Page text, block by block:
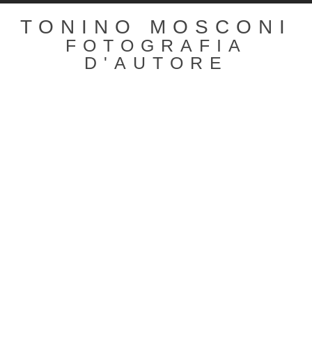
TONINO MOSCONI
FOTOGRAFIA
D'AUTORE